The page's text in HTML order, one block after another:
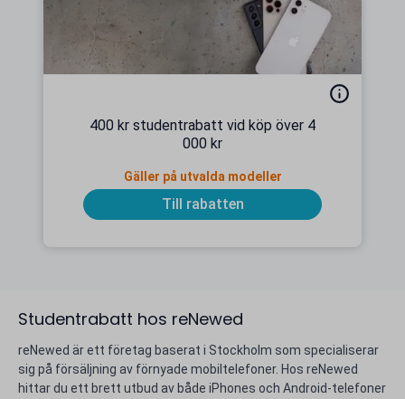
400 kr studentrabatt vid köp över 4
000 kr
Gäller på utvalda modeller
Till rabatten
Studentrabatt hos reNewed
reNewed är ett företag baserat i Stockholm som specialiserar
sig på försäljning av förnyade mobiltelefoner. Hos reNewed
hittar du ett brett utbud av både iPhones och Android-telefoner